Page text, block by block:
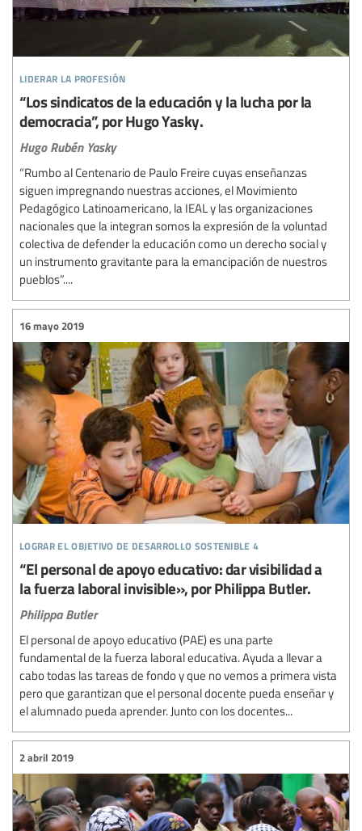
liderar la profesión
“Los sindicatos de la educación y la lucha por la
democracia”, por Hugo Yasky.
Hugo Rubén Yasky
“Rumbo al Centenario de Paulo Freire cuyas enseñanzas
siguen impregnando nuestras acciones, el Movimiento
Pedagógico Latinoamericano, la IEAL y las organizaciones
nacionales que la integran somos la expresión de la voluntad
colectiva de defender la educación como un derecho social y
un instrumento gravitante para la emancipación de nuestros
pueblos”....
lograr el objetivo de desarrollo sostenible 4
16 mayo 2019
“El personal de apoyo educativo: dar visibilidad a
la fuerza laboral invisible», por Philippa Butler.
Philippa Butler
El personal de apoyo educativo (PAE) es una parte
fundamental de la fuerza laboral educativa. Ayuda a llevar a
cabo todas las tareas de fondo y que no vemos a primera vista
pero que garantizan que el personal docente pueda enseñar y
el alumnado pueda aprender. Junto con los docentes...
2 abril 2019